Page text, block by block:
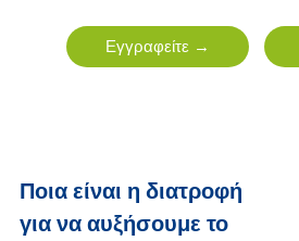
Ποια είναι η διατροφή
για να αυξήσουμε το